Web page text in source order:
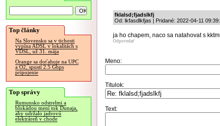
Top články
Na Slovensku sa v tichosti
vypína ADSL v lokalitách s
VDSL, už 31. mája
Orange sa doťahuje na UPC
a O2, spustí 2.5 Gbps
pripojenie
Top správy
Rumunsko odstrelmi a
blokádou mení tok Dunaja,
aby udržalo jadrovú
elektráreň v chode
fklalsd;fjadslkfj
Od: lkfasdlkfjas | Pridané: 2022-04-11
ja ho chapem, naco sa natahovat s
Odpovedať
Meno:
Titulok:
Text: